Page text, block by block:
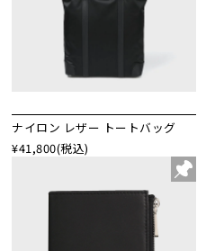
ナイロン レザー トートバッグ
¥41,800(税込)